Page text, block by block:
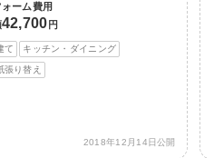
ォーム費用
42,700 円
て キッチン・ダイニング
張り替え
2018年12月14日公開